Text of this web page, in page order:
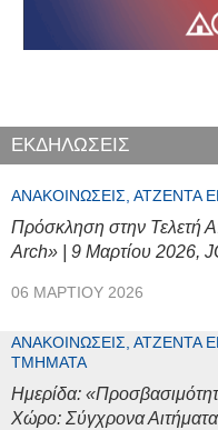
ΕΚΔΗΛΩΣΕΙΣ
ΑΝΑΚΟΙΝΏΣΕΙΣ, ΑΤΖΈΝΤΑ
Πρόσκληση στην Τελετή
Arch» | 9 Μαρτίου 2026,
06 ΜΑΡΤΊΟΥ 2026
ΑΝΑΚΟΙΝΏΣΕΙΣ, ΑΤΖΈΝΤΑ
ΤΜΉΜΑΤΑ
Ημερίδα:
Χώρο: Σύγχρονα Αιτήματα